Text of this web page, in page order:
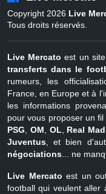
Belgique
Copyright 2026 Live
Tous droits réservés.
Live Mercato est un
transferts dans le
rumeurs, les
France, en Europe et à
les informations
pour vous proposer un
PSG
OM OL Real
Juventus , et bien
négociations ... ne
Live Mercato est un
football qui veulent aller